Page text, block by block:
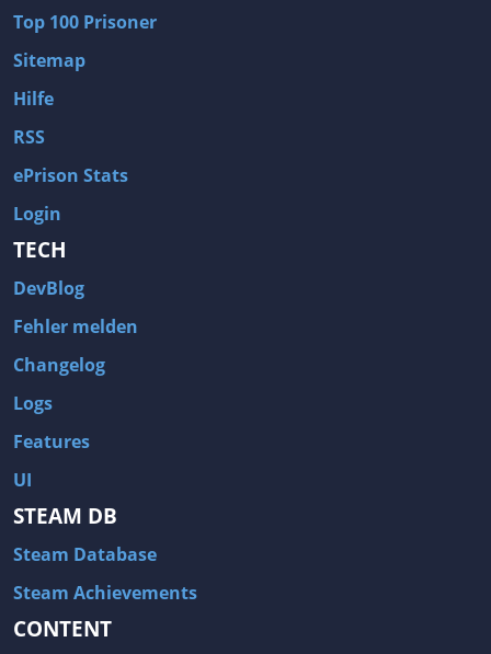
Top 100 Prisoner
Sitemap
Hilfe
RSS
ePrison Stats
Login
TECH
DevBlog
Fehler melden
Changelog
Logs
Features
UI
STEAM DB
Steam Database
Steam Achievements
CONTENT